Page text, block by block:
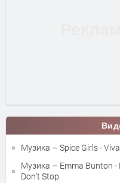
Музика – Spice Girls -
Музика – Emma Bunton -
Don't Stop